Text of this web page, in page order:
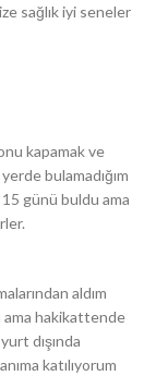
sağlık iyi seneler
kapamak ve
bulamadığım
günü buldu ama
aldım
ama hakikattende
dışında
katılıyorum